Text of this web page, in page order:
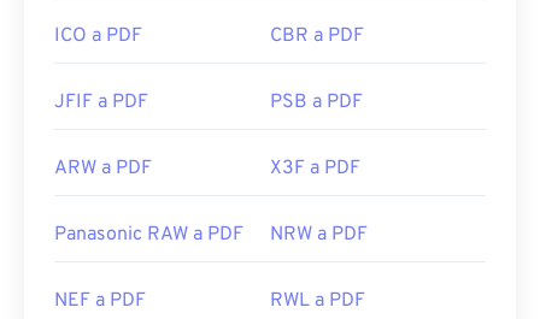
ICO a PDF CBR a PDF
JFIF a PDF PSB a PDF
ARW a PDF X3F a PDF
Panasonic RAW a PDF NRW a PDF
NEF a PDF RWL a PDF